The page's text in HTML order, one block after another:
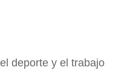
deporte y el trabajo